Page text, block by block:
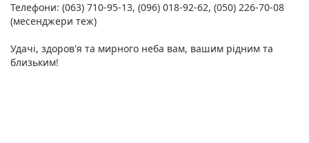
Телефони: (063) 710-95-13, (096) 018-92-62, (050) 226-70-08
(месенджери теж)
Удачі, здоров'я та мирного неба вам, вашим рідним та
близьким!